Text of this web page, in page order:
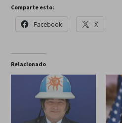
Comparte esto:
Facebook X
Relacionado